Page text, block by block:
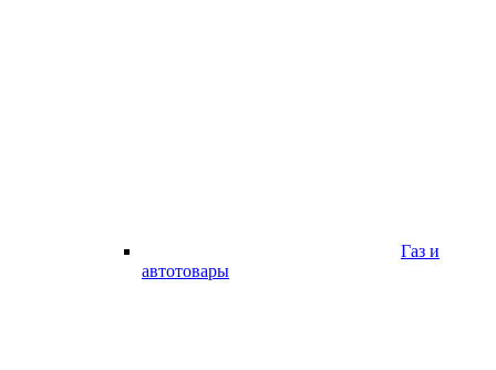
Газ и
автотовары